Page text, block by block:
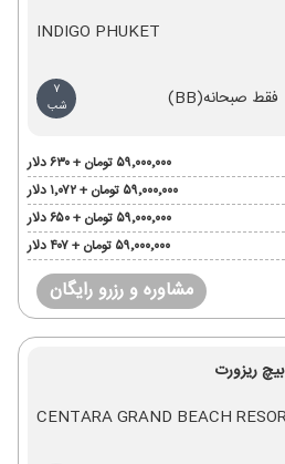
INDIGO PHUKET
فقط صبحانه(BB)
7
شب
۵۹٬۰۰۰٬۰۰۰ تومان + ۶۳۰ دلار
۵۹٬۰۰۰٬۰۰۰ تومان + ۱٬۰۷۲ دلار
۵۹٬۰۰۰٬۰۰۰ تومان + ۶۵۰ دلار
۵۹٬۰۰۰٬۰۰۰ تومان + ۴۰۷ دلار
مشاوره و رزرو رایگان
بیچ ریزورت
CENTARA GRAND BEACH